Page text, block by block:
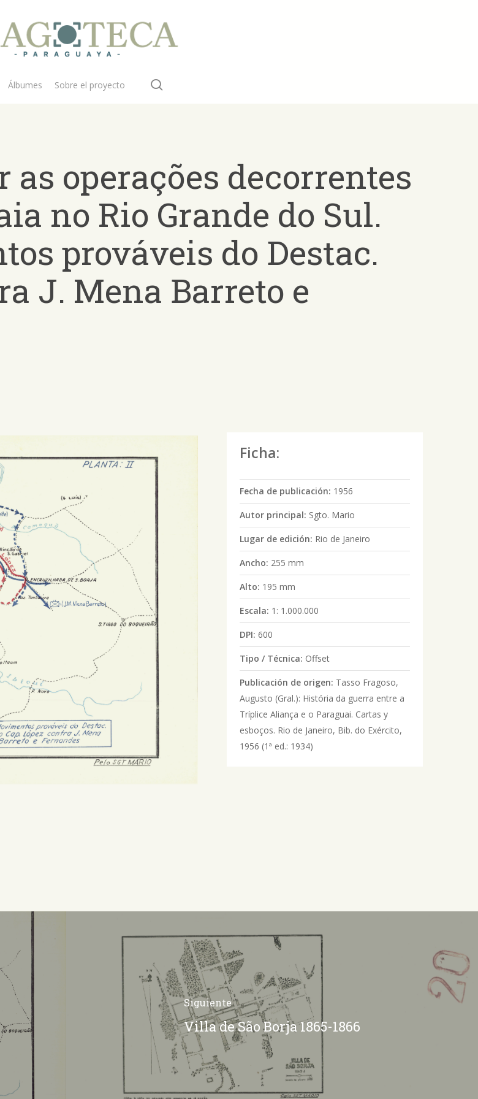
Álbumes Sobre el proyecto
operações decorrentes
no Rio Grande do Sul.
prováveis do Destac.
J. Mena Barreto e
Ficha:
Fecha de publicación: 1956
Autor principal: Sgto. Mario
Lugar de edición: Rio de Janeiro
Ancho: 255 mm
Alto: 195 mm
Escala: 1: 1.000.000
DPI: 600
Tipo / Técnica: Offset
Publicación de origen: Tasso Fragoso,
Augusto (Gral.): História da guerra entre a
Tríplice Aliança e o Paraguai. Cartas y
esboços. Rio de Janeiro, Bib. do Exército,
1956 (1ª ed.: 1934)
Siguiente
Villa de São Borja 1865-1866